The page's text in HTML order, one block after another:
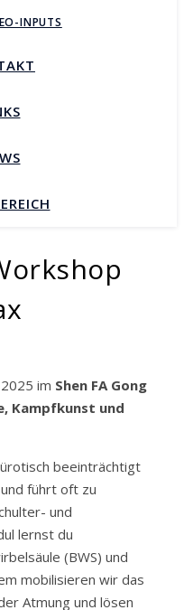
INPUTS
im Shen FA Gong
Kampfkunst und
beeinträchtigt
führt oft zu
und
lernst du
(BWS) und
mobilisieren wir das
Atmung und lösen